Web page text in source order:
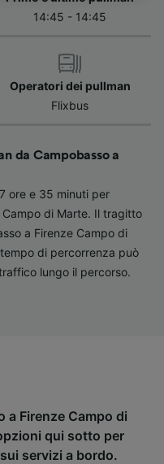
14:45 - 14:45
Operatori dei pullman
Flixbus
da Campobasso a
ore e 35 minuti per
di Marte. Il tragitto
a Firenze Campo di
di percorrenza può
lungo il percorso.
a Firenze Campo di
qui sotto per
servizi a bordo.
partner e non
I tuoi
di
fornito il consenso
precisi.
del
e/o
delle prestazioni
ricerche sul